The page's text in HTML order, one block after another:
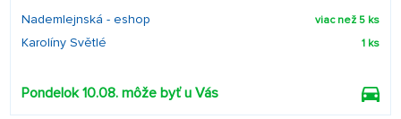
Nademlejnská - eshop
viac než 5 ks
Karolíny Světlé 1 ks
Pondelok 10.08. môže byť u Vás